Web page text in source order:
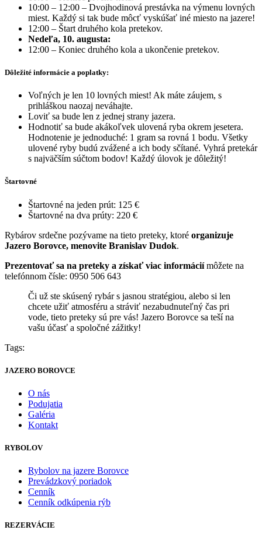
10:00 – 12:00 – Dvojhodinová prestávka na výmenu lovných
miest. Každý si tak bude môcť vyskúšať iné miesto na jazere!
12:00 – Štart druhého kola pretekov.
Nedeľa, 10. augusta:
12:00 – Koniec druhého kola a ukončenie pretekov.
Dôležité informácie a poplatky:
Voľných je len 10 lovných miest! Ak máte záujem, s
prihláškou naozaj neváhajte.
Loviť sa bude len z jednej strany jazera.
Hodnotiť sa bude akákoľvek ulovená ryba okrem jesetera.
Hodnotenie je jednoduché: 1 gram sa rovná 1 bodu. Všetky
ulovené ryby budú zvážené a ich body sčítané. Vyhrá pretekár
s najväčším súčtom bodov! Každý úlovok je dôležitý!
Štartovné
Štartovné na jeden prút: 125 €
Štartovné na dva prúty: 220 €
Rybárov srdečne pozývame na tieto preteky, ktoré organizuje
Jazero Borovce, menovite Branislav Dudok.
Prezentovať sa na preteky a získať viac informáciímôžete na
telefónnom čísle: 0950 506 643
Či už ste skúsený rybár s jasnou stratégiou, alebo si len
chcete užiť atmosféru a stráviť nezabudnuteľný čas pri
vode, tieto preteky sú pre vás! Jazero Borovce sa teší na
vašu účasť a spoločné zážitky!
Tags:
JAZERO BOROVCE
O nás
Podujatia
Galéria
Kontakt
RYBOLOV
Rybolov na jazere Borovce
Prevádzkový poriadok
Cenník
Cenník odkúpenia rýb
REZERVÁCIE